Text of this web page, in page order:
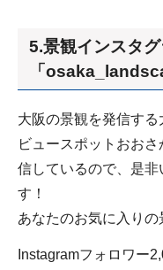
5.景観インスタ
「
大阪の景観を発信する
ビュースポットおお
信しているので、是非
す！
あなたのお気に入りの
Instagramフォロワー